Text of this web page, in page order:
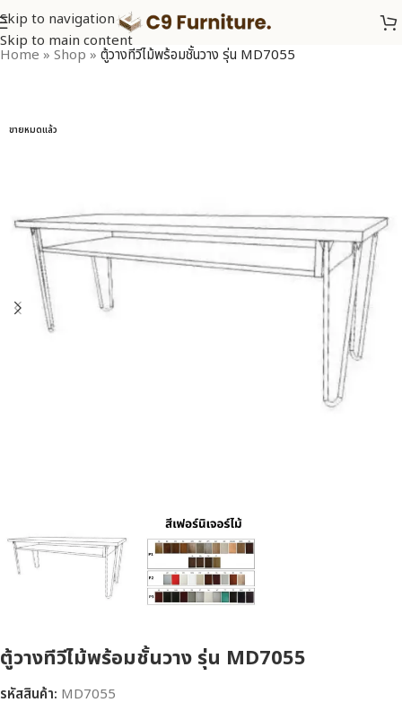
Skip to navigation
Skip to main content
Home » Shop » ตู้วางทีวีไม้พร้อมชั้นวาง รุ่น MD7055
ขายหมดแล้ว
ตู้วางทีวีไม้พร้อมชั้นวาง รุ่น MD7055
รหัสสินค้า: MD7055